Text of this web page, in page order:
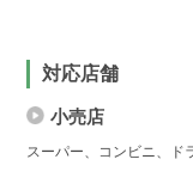
対応店舗
小売店
スーパー、コンビニ、ド